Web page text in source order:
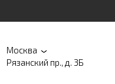
Москва
Рязанский пр., д. 3Б